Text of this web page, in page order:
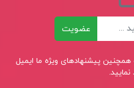
ژاله آموزگار
تقی روحانی رانکوهی
عضویت
پیشنهادهای ویژه ما ایمیل
نمایید.